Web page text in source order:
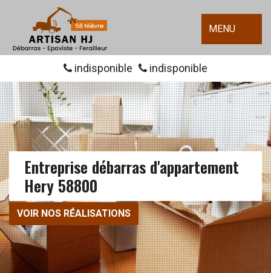
MENU
indisponible indisponible
Entreprise débarras d'appartement
Hery 58800
VOIR NOS RÉALISATIONS